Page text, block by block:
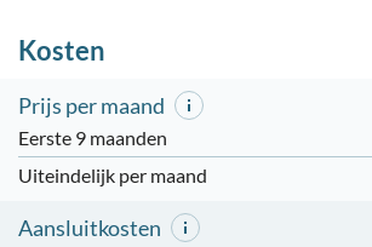
Kosten
Prijs per maand
Eerste 9 maanden
Uiteindelijk per maand
Aansluitkosten